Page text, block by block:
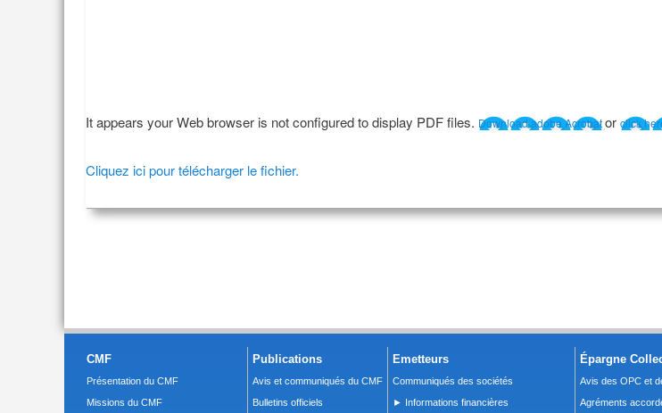
It appears your Web browser is not configured to display PDF files. Download adobe Acrobator click
Cliquez ici pour télécharger le fichier.
CMF
Présentation du CMF
Missions du CMF
Publications
Avis et communiqués du CMF
Bulletins officiels
Emetteurs
Communiqués des sociétés
► Informations financières
Épargne
Avis des OPC et
Agréments